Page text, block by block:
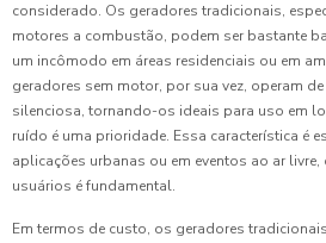
considerado. Os geradores tradicionais,
motores a combustão, podem ser bastante
um incômodo em áreas residenciais ou em
geradores sem motor, por sua vez, operam
silenciosa, tornando-os ideais para uso em
ruído é uma prioridade. Essa característica é
aplicações urbanas ou em eventos ao ar
usuários é fundamental.
Em termos de custo, os geradores